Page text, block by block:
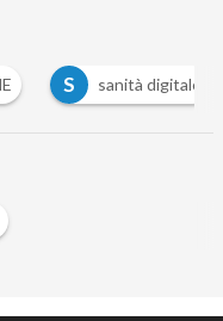
S sanità digitale